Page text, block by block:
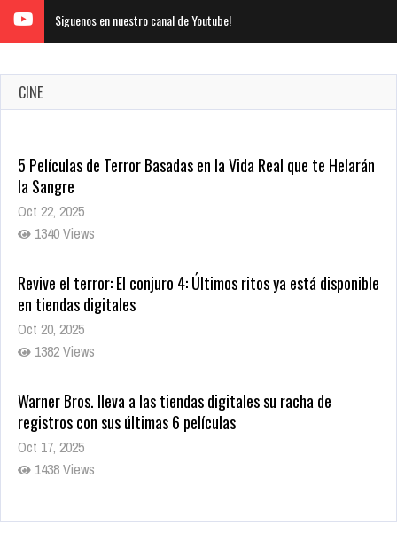
Siguenos en nuestro canal de Youtube!
CINE
5 Películas de Terror Basadas en la Vida Real que te Helarán
la Sangre
Oct 22, 2025
1340 Views
Revive el terror: El conjuro 4: Últimos ritos ya está disponible
en tiendas digitales
Oct 20, 2025
1382 Views
Warner Bros. lleva a las tiendas digitales su racha de
registros con sus últimas 6 películas
Oct 17, 2025
1438 Views
CRUNCHYROLL ANUNCIA FECHA DE ESTRENO EN CINES DE